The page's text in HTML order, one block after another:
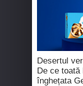
Desertul
De ce toată
înghețata